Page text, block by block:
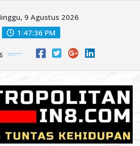
9 Agustus 2026
1:47:38 PM